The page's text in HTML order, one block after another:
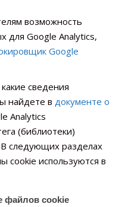
возможность
для Google Analytics,
Google
сведения
найдете в документе о
Analytics
(библиотеки)
В следующих разделах
cookie используются в
файлов cookie